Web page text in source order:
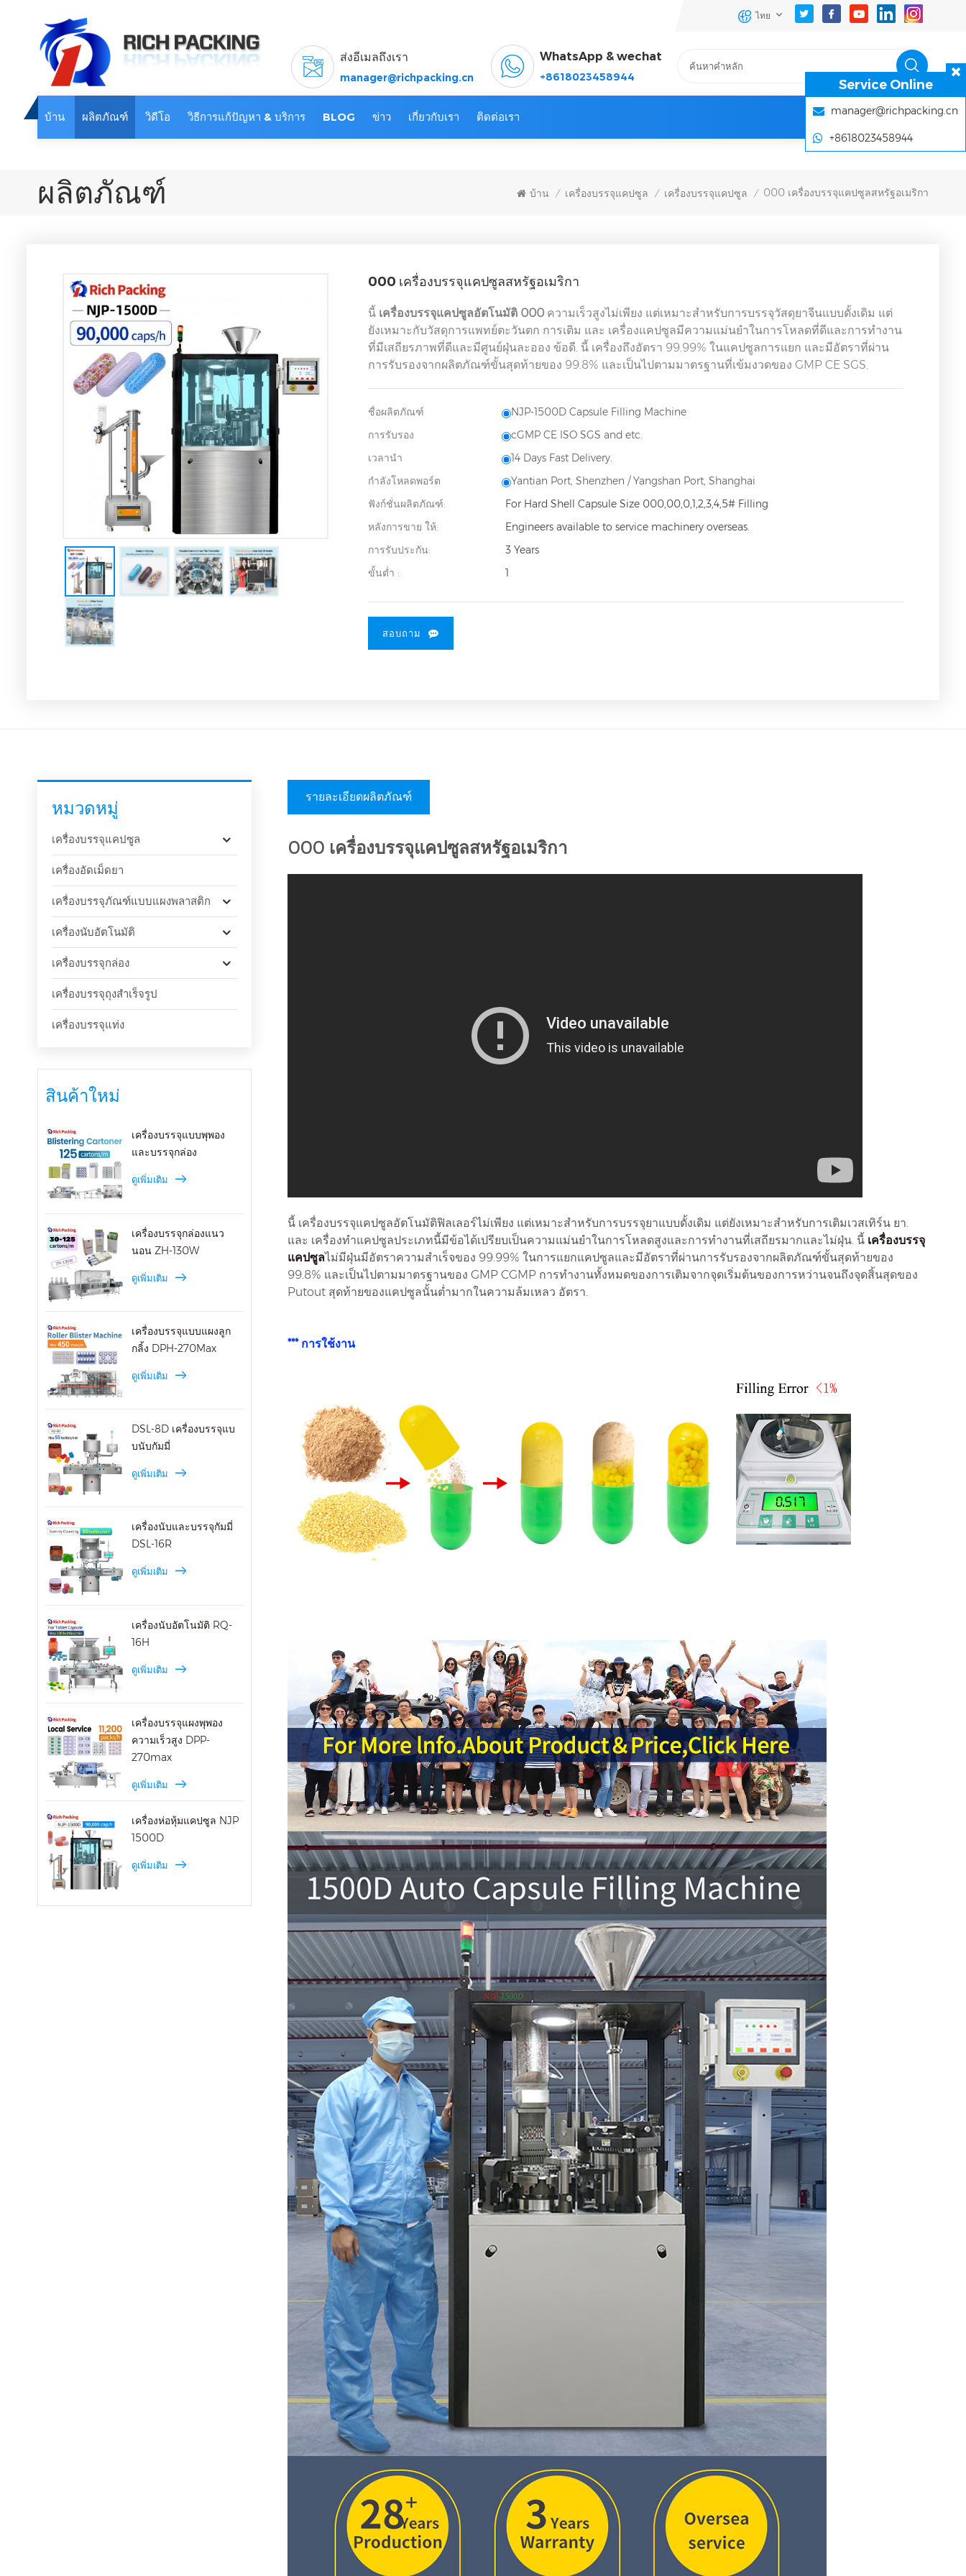
ไทย
ส่งอีเมลถึงเรา
manager@richpacking.cn
WhatsApp & wechat
+8618023458944
บ้าน ผลิตภัณฑ์ วิดีโอ วิธีการแก้ปัญหา & บริการ BLOG ข่าว เกี่ยวกับเรา ติดต่อเรา
ผลิตภัณฑ์ บ้าน / เครื่องบรรจุแคปซูล / เครื่องบรรจุแคปซูล / 000 เครื่องบรรจุแคปซูลสหรัฐอเมริกา
000 เครื่องบรรจุแคปซูลสหรัฐอเมริกา
นี้ เครื่องบรรจุแคปซูลอัตโนมัติ 000 ความเร็วสูงไม่เพียง แต่เหมาะสำหรับการบรรจุวัสดุยาจีนแบบดั้งเดิม แต่
ยังเหมาะกับวัสดุการแพทย์ตะวันตก การเติม และ เครื่องแคปซูลมีความแม่นยำในการโหลดที่ดีและการทำงาน
ที่มีเสถียรภาพที่ดีและมีศูนย์ฝุ่นละออง ข้อดี. นี้ เครื่องถึงอัตรา 99.99% ในแคปซูลการแยก และมีอัตราที่ผ่าน
การรับรองจากผลิตภัณฑ์ขั้นสุดท้ายของ 99.8% และเป็นไปตามมาตรฐานที่เข้มงวดของ GMP CE SGS.
ชื่อผลิตภัณฑ์
NJP-1500D Capsule Filling Machine
การรับรอง
cGMP CE ISO SGS and etc.
เวลานำ
14 Days Fast Delivery.
กำลังโหลดพอร์ต
Yantian Port, Shenzhen / Yangshan Port, Shanghai
ฟังก์ชั่นผลิตภัณฑ์:
For Hard Shell Capsule Size 000,00,0,1,2,3,4,5# Filling
หลังการขาย ให้:
Engineers available to service machinery overseas.
การรับประกัน:
3 Years
ขั้นต่ำ :
1
สอบถาม
หมวดหมู่
เครื่องบรรจุแคปซูล
เครื่องอัดเม็ดยา
เครื่องบรรจุภัณฑ์แบบแผงพลาสติก
เครื่องนับอัตโนมัติ
เครื่องบรรจุกล่อง
เครื่องบรรจุถุงสำเร็จรูป
เครื่องบรรจุแท่ง
สินค้าใหม่
เครื่องบรรจุแบบพุพอง
และบรรจุกล่อง
ดูเพิ่มเติม
เครื่องบรรจุกล่องแนว
นอน ZH-130W
ดูเพิ่มเติม
เครื่องบรรจุแบบแผงลูก
กลิ้ง DPH-270Max
ดูเพิ่มเติม
DSL-8D เครื่องบรรจุแบ
บนับกัมมี่
ดูเพิ่มเติม
เครื่องนับและบรรจุกัมมี่
DSL-16R
ดูเพิ่มเติม
เครื่องนับอัตโนมัติ RQ-
16H
ดูเพิ่มเติม
เครื่องบรรจุแผงพุพอง
ความเร็วสูง DPP-
270max
ดูเพิ่มเติม
เครื่องห่อหุ้มแคปซูล NJP
1500D
ดูเพิ่มเติม
รายละเอียดผลิตภัณฑ์
000 เครื่องบรรจุแคปซูลสหรัฐอเมริกา
นี้ เครื่องบรรจุแคปซูลอัตโนมัติฟิลเลอร์ไม่เพียง แต่เหมาะสำหรับการบรรจุยาแบบดั้งเดิม แต่ยังเหมาะสำหรับการเติมเวสเทิร์น ยา.
และ เครื่องทำแคปซูลประเภทนี้มีข้อได้เปรียบเป็นความแม่นยำในการโหลดสูงและการทำงานที่เสถียรมากและไม่ฝุ่น. นี้ เครื่องบรรจุ
แคปซูลไม่มีฝุ่นมีอัตราความสำเร็จของ 99.99% ในการแยกแคปซูลและมีอัตราที่ผ่านการรับรองจากผลิตภัณฑ์ขั้นสุดท้ายของ
99.8% และเป็นไปตามมาตรฐานของ GMP CGMP การทำงานทั้งหมดของการเติมจากจุดเริ่มต้นของการหว่านจนถึงจุดสิ้นสุดของ
Putout สุดท้ายของแคปซูลนั้นต่ำมากในความล้มเหลว อัตรา.
*** การใช้งาน
Service Online
manager@richpacking.cn
+8618023458944